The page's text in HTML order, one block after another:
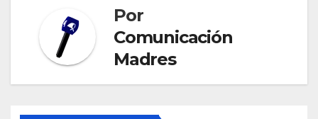
Por
Comunicación
Madres